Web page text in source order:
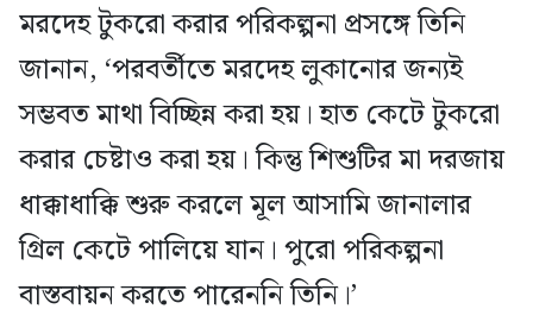
মরদেহ টুকরো করার পরিকল্পনা প্রসঙ্গে তিনি
জানান, ‘পরবর্তীতে মরদেহ লুকানোর জন্যই
সম্ভবত মাথা বিচ্ছিন্ন করা হয়। হাত কেটে টুকরো
করার চেষ্টাও করা হয়। কিন্তু শিশুটির মা দরজায়
ধাক্কাধাক্কি শুরু করলে মূল আসামি জানালার
গ্রিল কেটে পালিয়ে যান। পুরো পরিকল্পনা
বাস্তবায়ন করতে পারেননি তিনি।’